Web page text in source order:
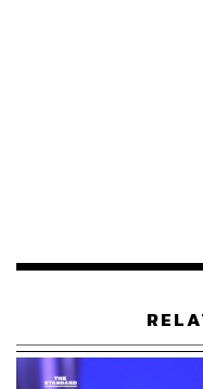
ได้ให้นางงามที่อยู่ในสัง
ทางกองยังสงวนสิทธิ์ที่จ
ประกวดคนนี้ เนื่องจาก
จะได้รับในอนาคต และง